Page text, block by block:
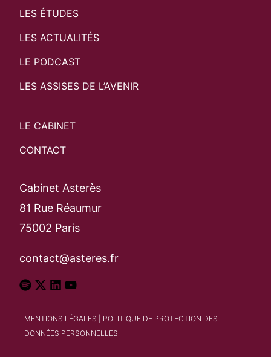
LES ÉTUDES
LES ACTUALITÉS
LE PODCAST
LES ASSISES DE L’AVENIR
LE CABINET
CONTACT
Cabinet Asterès
81 Rue Réaumur
75002 Paris
contact@asteres.fr
MENTIONS LÉGALES
POLITIQUE DE PROTECTION DES
DONNÉES PERSONNELLES